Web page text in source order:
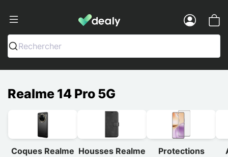
Dealy - Fundas y accesorios para
Rechercher
Realme 14 Pro 5G
Coques Realme Housses Realme
Protections